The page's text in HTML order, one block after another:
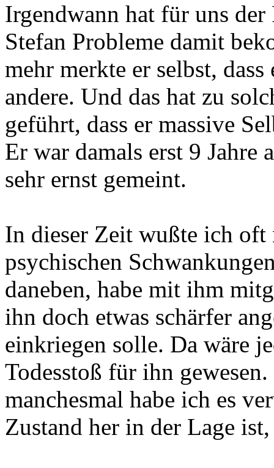
Irgendwann hat für uns
Stefan Probleme damit
mehr merkte er selbst,
andere. Und das hat zu
geführt, dass er massive
Er war damals erst 9 Jahre
sehr ernst gemeint.
In dieser Zeit wußte ich
psychischen
daneben, habe mit ihm
ihn doch etwas schärfer
einkriegen solle. Da wäre
Todesstoß für ihn
manchesmal habe ich es
Zustand her in der Lage